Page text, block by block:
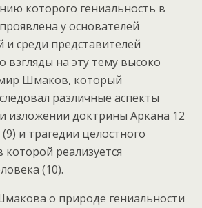
которого гениальность в
у основателей
среди представителей
взгляды на эту тему высоко
Шмаков, который
различные аспекты
изложении доктрины Аркана 12
и трагедии целостного
реализуется
(10).
о природе гениальности